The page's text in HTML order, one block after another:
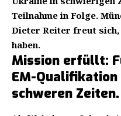
Teilnahme in Folge.
Dieter Reiter freut sich,
haben.
Mission erfüllt:
EM-
schweren Zeiten.